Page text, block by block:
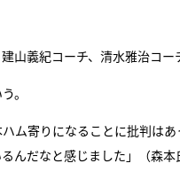
山義紀コーチ、清水雅治コー
。
ム寄りになることに批判は
んだなと感じました」（森本